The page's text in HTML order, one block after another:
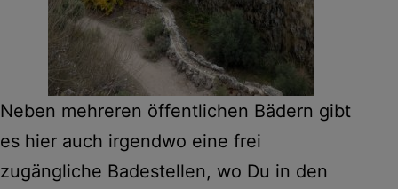
Neben mehreren öffentlichen Bädern gibt
es hier auch irgendwo eine frei
zugängliche Badestellen, wo Du in den